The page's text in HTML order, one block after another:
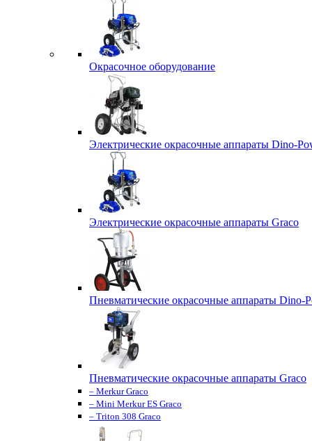
Окрасочное оборудование
Электрические окрасочные аппараты Dino-
Электрические окрасочные аппараты Graco
Пневматические окрасочные аппараты Dino-
Пневматические окрасочные аппараты Graco
– Merkur Graco
– Mini Merkur ES Graco
– Triton 308 Graco